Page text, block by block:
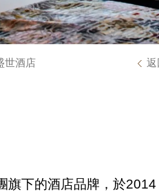
返
世酒店
旗下的酒店品牌，於2014